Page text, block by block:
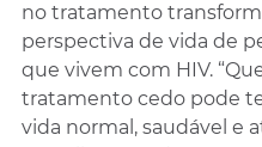
no tratamento
perspectiva de vida de
que vivem com HIV.
tratamento cedo pode
vida normal, saudável e